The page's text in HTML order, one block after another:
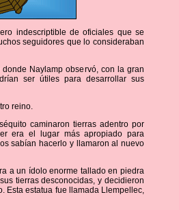
indescriptible de oficiales que se
seguidores que lo consideraban
Naylamp observó, con la gran
ser útiles para desarrollar sus
reino.
caminaron tierras adentro por
era el lugar más apropiado para
sabían hacerlo y llamaron al nuevo
a un ídolo enorme tallado en piedra
tierras desconocidas, y decidieron
Esta estatua fue llamada Llempellec,